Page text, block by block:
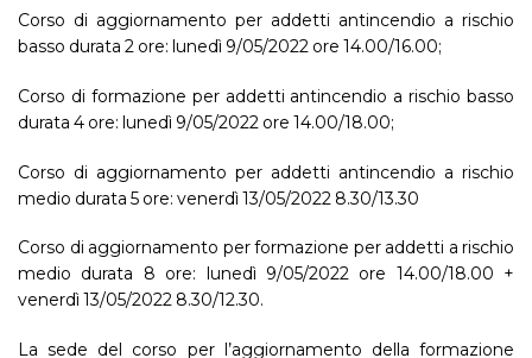
Corso di aggiornamento per addetti antincendio a rischio
basso durata 2 ore: lunedì 9/05/2022 ore 14.00/16.00;
Corso di formazione per addetti antincendio a rischio basso
durata 4 ore: lunedì 9/05/2022 ore 14.00/18.00;
Corso di aggiornamento per addetti antincendio a rischio
medio durata 5 ore: venerdì 13/05/2022 8.30/13.30
Corso di aggiornamento per formazione per addetti a rischio
medio durata 8 ore: lunedì 9/05/2022 ore 14.00/18.00 +
venerdì 13/05/2022 8.30/12.30.
La sede del corso per l’aggiornamento della formazione